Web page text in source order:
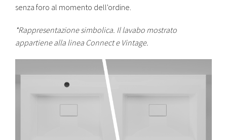
senza foro al momento dell'ordine.
*Rappresentazione simbolica. Il lavabo mostrato
appartiene alla linea Connect e Vintage.